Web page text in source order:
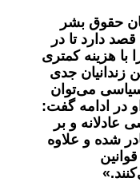
حقوق بشر
دارد تا در
با هزینه کمتری
زندانیان جدی‌
سیاسی می‌توان
در ادامه گفت:
عادلانه و بر
شده و علاوه
»